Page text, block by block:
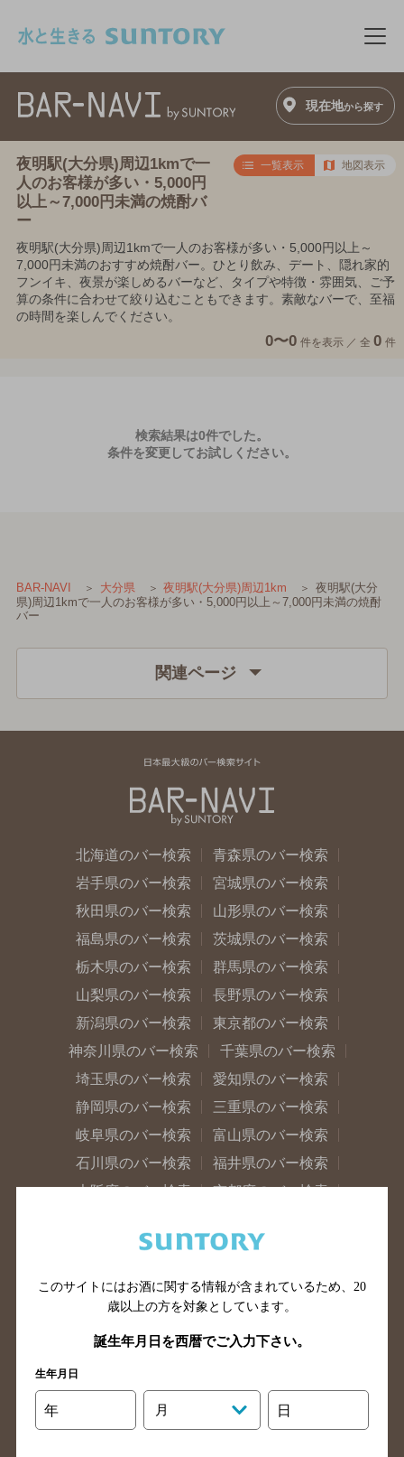
メ
現在地から探す
夜明駅(大分県)周辺1kmで一
人のお客様が多い・5,000円
以上～7,000円未満の焼酎バ
ー
一覧表示 地図表示
夜明駅(大分県)周辺1kmで一人のお客様が多い・5,000円以上～
7,000円未満のおすすめ焼酎バー。ひとり飲み、デート、隠れ家的
フンイキ、夜景が楽しめるバーなど、タイプや特徴・雰囲気、ご予
算の条件に合わせて絞り込むこともできます。素敵なバーで、至福
の時間を楽しんでください。
0〜0 件を表示 ／ 全 0 件
検索結果は0件でした。
条件を変更してお試しください。
BAR-NAVI 大分県 夜明駅(大分県)周辺1km
夜明駅(大分
県)周辺1kmで一人のお客様が多い・5,000円以上～7,000円未満の焼酎
バー
関連ページ
北海道のバー検索
青森県のバー検索
岩手県のバー検索
宮城県のバー検索
秋田県のバー検索
山形県のバー検索
福島県のバー検索
茨城県のバー検索
栃木県のバー検索
群馬県のバー検索
山梨県のバー検索
長野県のバー検索
新潟県のバー検索
東京都のバー検索
神奈川県のバー検索
千葉県のバー検索
埼玉県のバー検索
愛知県のバー検索
静岡県のバー検索
三重県のバー検索
岐阜県のバー検索
富山県のバー検索
石川県のバー検索
福井県のバー検索
大阪府のバー検索
京都府のバー検索
滋賀県のバー検索
和歌山県のバー検索
山口県のバー検索
鳥取県のバー検索
島根県のバー検索
徳島県のバー検索
高知県のバー検索
福岡県のバー検索
長崎県のバー検索
佐賀県のバー検索
このサイトにはお酒に関する情報が含まれているため、 20
歳以上の方を対象としています。
誕生年月日を西暦でご入力下さい。
生年月日
年 月 日